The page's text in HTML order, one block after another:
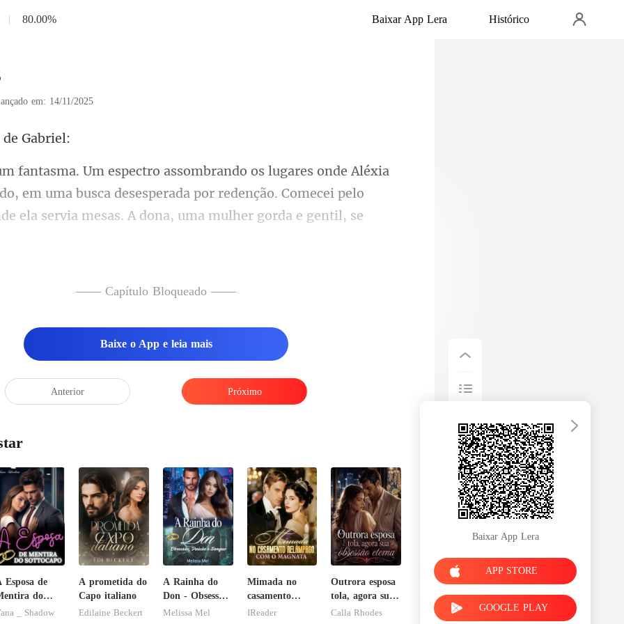
| 80.00% Baixar App Lera Histórico
em: 14/11/2025
d
em uma busca desesperada por redenção. Comecei pelo
—— Capítulo Bloqueado ——
Baixe o App e leia mais
Anterior Próximo
Esposa de
do
_ Shadow
A prometida do
Capo italiano
Edilaine Beckert
A Rainha do
Don - Obsessão,
Paixão e
Melissa Mel
Mimada no
casamento
relâmpago com
IReader
Outrora esposa
tola, agora sua
obsessão eterna
Calla Rhodes
Baixar App Lera
APP STORE
GOOGLE PLAY